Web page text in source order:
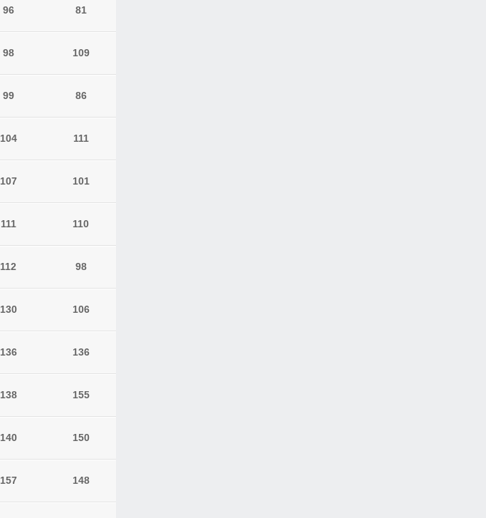
96 81
98 109
99 86
104 111
107 101
111 110
112 98
130 106
136 136
138 155
140 150
157 148